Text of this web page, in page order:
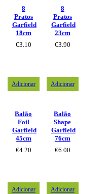
8
Pratos
Garfield
18cm
€3.10
8
Pratos
Garfield
23cm
€3.90
Adicionar
Balão
Foil
Garfield
45cm
€4.20
Adicionar
Balão
Shape
Garfield
76cm
€6.00
Adicionar Adicionar